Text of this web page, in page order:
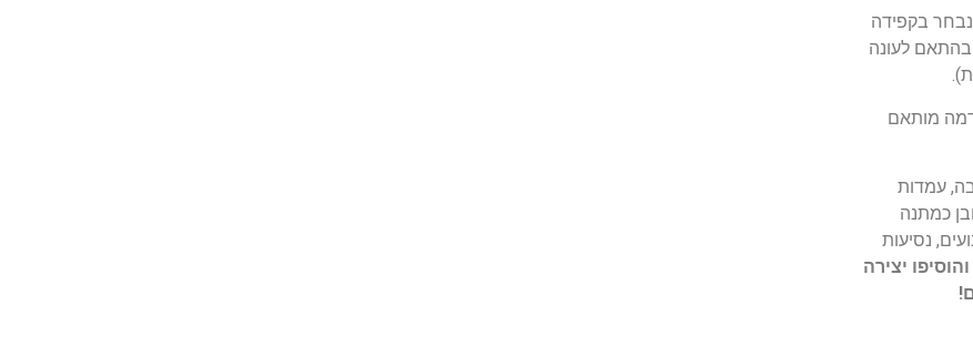
בקפידה
בהתאם לעונה
מותאם
עמדות
כמתנה
נסיעות
יצירה